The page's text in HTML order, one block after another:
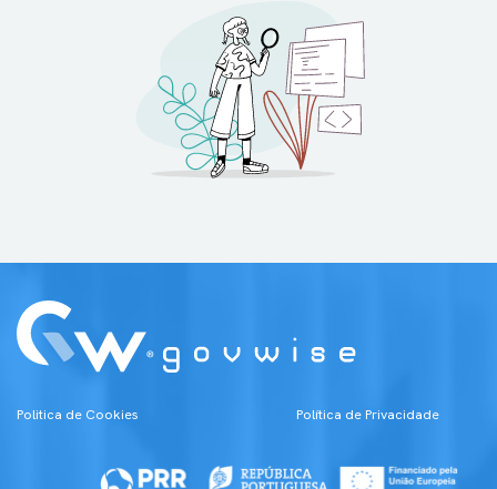
Politica de Cookies Política de Priv​acidade